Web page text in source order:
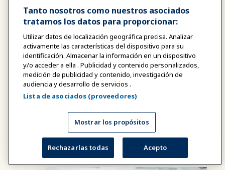
reconocimiento que tu equipo se merece?
Este seminario web exclusivo para socios
de la IAAPA analiza los Premios a la
Excelencia «Brass Ring» de la IAAPA,
incluyendo las categorías, los requisitos de
participación, el proceso de presentación
de candidaturas y consejos para elaborar
candidaturas más sólidas.
11
AGOSTO
SE REQUIERE TICKET
Tanto nosotros como nuestros asociados
tratamos los datos para proporcionar:
Utilizar datos de localización geográfica precisa. Analizar
activamente las características del dispositivo para su
identificación. Almacenar la información en un dispositivo
y/o acceder a ella . Publicidad y contenido personalizados,
medición de publicidad y contenido, investigación de
audiencia y desarrollo de servicios .
Lista de asociados (proveedores)
Mostrar los propósitos
Rechazarlas todas Acepto